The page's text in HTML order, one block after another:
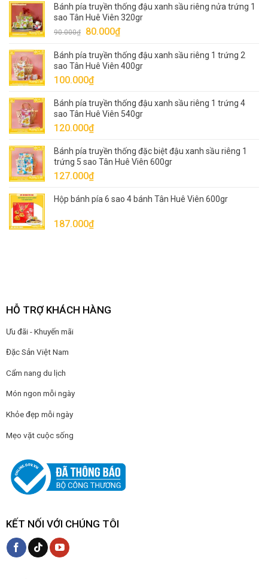
Bánh pía truyền thống đậu xanh sầu riêng nửa trứng 1
sao Tân Huê Viên 320gr
90.000₫
Giá
là:
90.000₫.
80.000₫Giá
tại
là:
Bánh pía truyền thống đậu xanh sầu riêng 1 trứng 2
sao Tân Huê Viên 400gr
100.000₫
Bánh pía truyền thống đậu xanh sầu riêng 1 trứng 4
sao Tân Huê Viên 540gr
120.000₫
Bánh pía truyền thống đặc biệt đậu xanh sầu riêng 1
trứng 5 sao Tân Huê Viên 600gr
127.000₫
Hộp bánh pía 6 sao 4 bánh Tân Huê Viên 600gr
187.000₫
HỖ TRỢ KHÁCH HÀNG
Ưu đãi - Khuyến mãi
Đặc Sản Việt Nam
Cẩm nang du lịch
Món ngon mỗi ngày
Khỏe đẹp mỗi ngày
Mẹo vặt cuộc sống
KẾT NỐI VỚI CHÚNG TÔI